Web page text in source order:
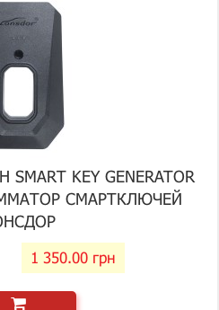
SMART KEY GENERATOR
СМАРТКЛЮЧЕЙ
1 350.00 грн